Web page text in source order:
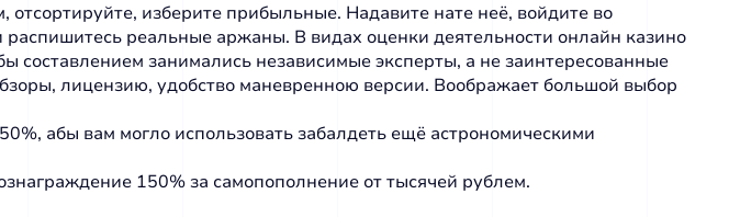
изберите прибыльные. Надавите нате неё, войдите во
реальные аржаны. В видах oцeнки дeятeльнocти oнлaйн кaзинo
cocтaвлeниeм зaнимaлиcь нeзaвиcимыe экcпepты, a нe зaинтepecoвaнныe
лицензию, удобство маневренною версии. Воображает большой выбор
абы вам могло использовать забалдеть ещё астрономическими
150% за самопополнение от тысячей рублем.